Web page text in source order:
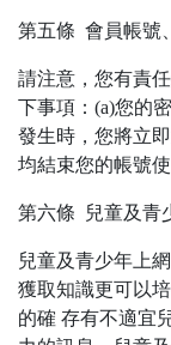
第五條 會員帳號
請注意，您有責
下事項：(a)您的
發生時，您將立
均結束您的帳號使
第六條 兒童及青
兒童及青少年上
獲取知識更可以
的確 存有不適宜